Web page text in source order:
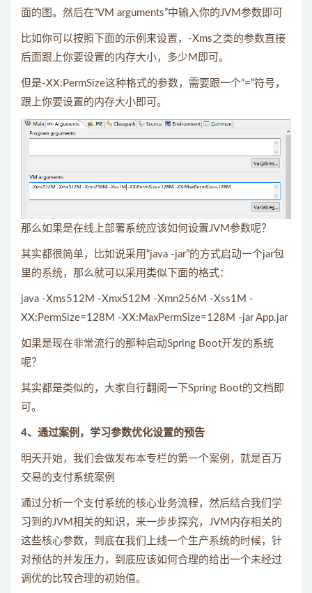
面的图。然后在“VM arguments”中输入你的JVM参数即可
比如你可以按照下面的示例来设置，-Xms之类的参数直接
后面跟上你要设置的内存大小，多少M即可。
但是-XX:PermSize这种格式的参数，需要跟一个“=”符号，
跟上你要设置的内存大小即可。
那么如果是在线上部署系统应该如何设置JVM参数呢？
其实都很简单，比如说采用“java -jar”的方式启动一个jar包
里的系统，那么就可以采用类似下面的格式：
java -Xms512M -Xmx512M -Xmn256M -Xss1M -
XX:PermSize=128M -XX:MaxPermSize=128M -jar App.jar
如果是现在非常流行的那种启动Spring Boot开发的系统
呢？
其实都是类似的，大家自行翻阅一下Spring Boot的文档即
可。
4、通过案例，学习参数优化设置的预告
明天开始，我们会做发布本专栏的第一个案例，就是百万
交易的支付系统案例
通过分析一个支付系统的核心业务流程，然后结合我们学
习到的JVM相关的知识，来一步步探究，JVM内存相关的
这些核心参数，到底在我们上线一个生产系统的时候，针
对预估的并发压力，到底应该如何合理的给出一个未经过
调优的比较合理的初始值。